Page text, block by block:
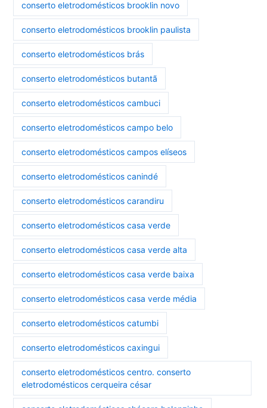
conserto eletrodomésticos brooklin novo
conserto eletrodomésticos brooklin paulista
conserto eletrodomésticos brás
conserto eletrodomésticos butantã
conserto eletrodomésticos cambuci
conserto eletrodomésticos campo belo
conserto eletrodomésticos campos elíseos
conserto eletrodomésticos canindé
conserto eletrodomésticos carandiru
conserto eletrodomésticos casa verde
conserto eletrodomésticos casa verde alta
conserto eletrodomésticos casa verde baixa
conserto eletrodomésticos casa verde média
conserto eletrodomésticos catumbi
conserto eletrodomésticos caxingui
conserto eletrodomésticos centro. conserto
eletrodomésticos cerqueira césar